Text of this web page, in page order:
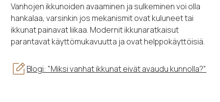
Vanhojen ikkunoiden avaaminen ja sulkeminen voi olla
hankalaa, varsinkin jos mekanismit ovat kuluneet tai
ikkunat painavat liikaa. Modernit ikkunaratkaisut
parantavat käyttömukavuutta ja ovat helppokäyttöisiä.
Blogi: "Miksi vanhat ikkunat eivät avaudu kunnolla?"